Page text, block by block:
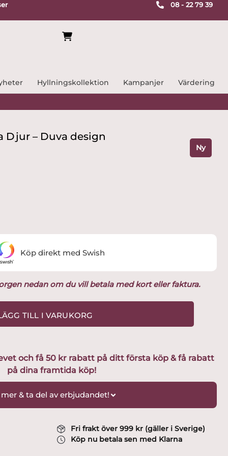
08 - 22 79 39
Hyllningskollektion Kampanjer Värdering
Djur – Duva design
Ny
nedan om du vill betala med kort eller faktura.
TILL I VARUKORG
Köp direkt med Swish
och få 50 kr rabatt på ditt första köp & få rabatt
på dina framtida köp!
mer & ta del av erbjudandet!
Fri frakt över 999 kr (gäller i Sverige)
Köp nu betala sen med Klarna